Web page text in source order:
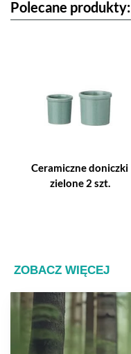
Polecane produkty:
Ceramiczne doniczki
zielone 2 szt.